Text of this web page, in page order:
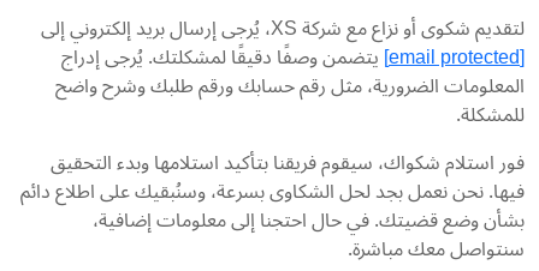
لتقديم شكوى أو نزاع مع شركة XS، يُرجى إرسال بريد إلكتروني إلى
[email protected] يتضمن وصفًا دقيقًا لمشكلتك. يُرجى إدراج
المعلومات الضرورية، مثل رقم حسابك ورقم طلبك وشرح واضح
للمشكلة.
فور استلام شكواك، سيقوم فريقنا بتأكيد استلامها وبدء التحقيق
فيها. نحن نعمل بجد لحل الشكاوى بسرعة، وسنُبقيك على اطلاع دائم
بشأن وضع قضيتك. في حال احتجنا إلى معلومات إضافية،
سنتواصل معك مباشرة.